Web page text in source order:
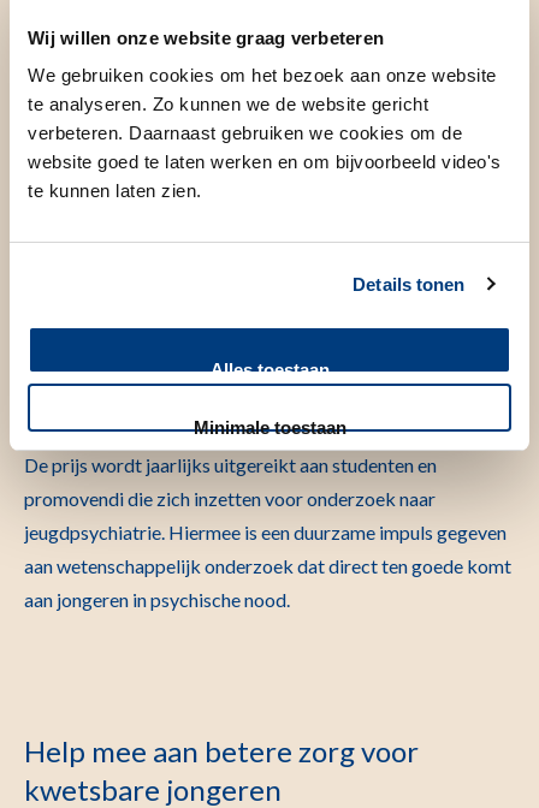
Wij willen onze website graag verbeteren
We gebruiken cookies om het bezoek aan onze website
te analyseren. Zo kunnen we de website gericht
verbeteren. Daarnaast gebruiken we cookies om de
website goed te laten werken en om bijvoorbeeld video's
te kunnen laten zien.
Details tonen
Alles toestaan
Minimale toestaan
Samen sterk voor mentale
gezondheid bij jongeren
samenwerking tussen de familie van Fleur en het LUMC
Curium. LUMC Curium, onder leiding van Prof. dr. Robert
vernieuwend en praktijkgericht onderzoek te doen dat leidt
De prijs wordt jaarlijks uitgereikt aan studenten en
promovendi die zich inzetten voor onderzoek naar
jeugdpsychiatrie. Hiermee is een duurzame impuls gegeven
aan wetenschappelijk onderzoek dat direct ten goede komt
aan jongeren in psychische nood.
Help mee aan betere zorg voor
kwetsbare jongeren